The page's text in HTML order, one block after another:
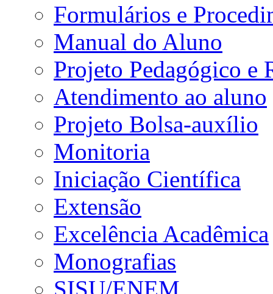
Formulários e
Manual do Aluno
Projeto Pedagógico e
Atendimento ao aluno
Projeto Bolsa-auxílio
Monitoria
Iniciação Científica
Extensão
Excelência Acadêmica
Monografias
SISU/ENEM